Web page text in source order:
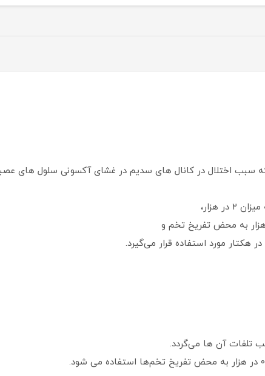
در کانال های سدیم در غشای آکسونی سلول های عصبی
هزار،
تلفات آن ها می‌گردد.